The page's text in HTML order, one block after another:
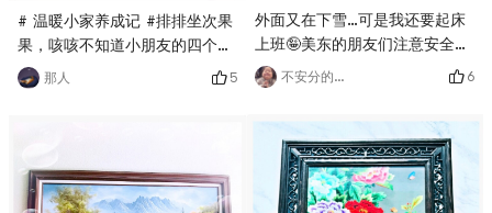
# 温暖小家养成记 #排排坐次果
果，咳咳不知道小朋友的四个枕
套算不算多的
那人 5
外面又在下雪…可是我还要起床
上班🤪美东的朋友们注意安全呀
# 温暖小家养成记 # # 哭泣 #
# 百万积分第五季 #
不安分的🐱 6